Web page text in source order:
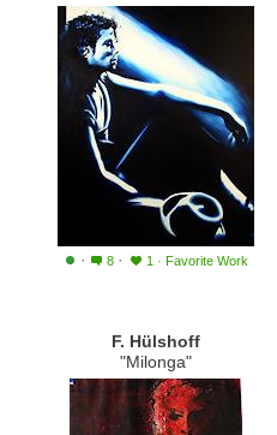
· 8 · 1 · Favorite Work
F. Hülshoff
"Milonga"